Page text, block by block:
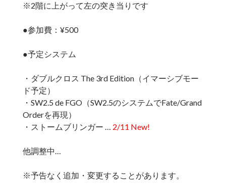
※2階に上がって左の突き当りです
●参加費：¥500
●予定システム
・ダブルクロス The 3rd Edition（イマーシブモー
ド予定）
・SW2.5 de FGO（SW2.5のシステムでFate/Grand
Orderを再現）
・ストームブリンガー … 2/11 New!
他調整中…
※予告なく追加・変更することがあります。